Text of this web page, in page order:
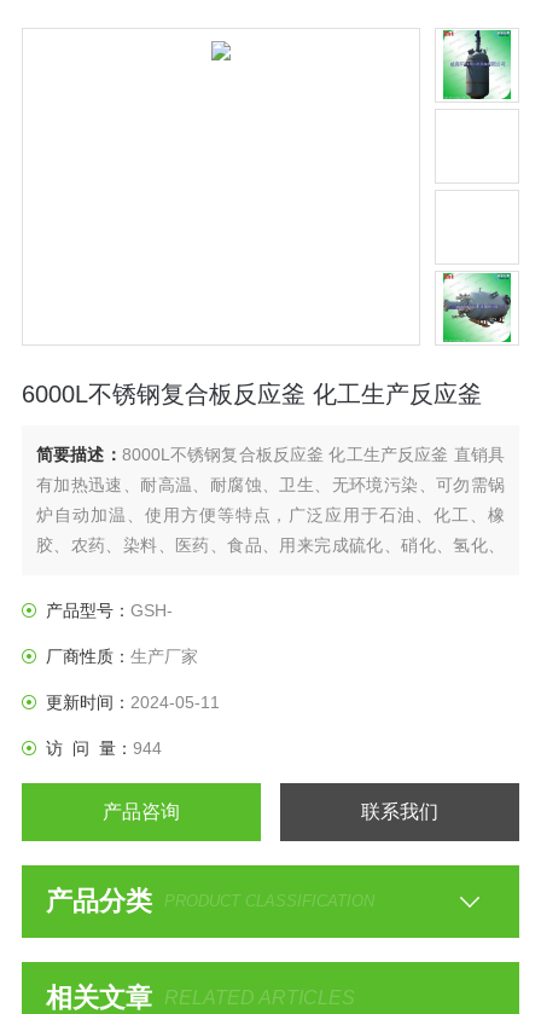
6000L不锈钢复合板反应釜 化工生产反应釜
简要描述： 8000L不锈钢复合板反应釜 化工生产反应釜 直销具
有加热迅速、耐高温、耐腐蚀、卫生、无环境污染、可勿需锅
炉自动加温、使用方便等特点，广泛应用于石油、化工、橡
胶、农药、染料、医药、食品、用来完成硫化、硝化、氢化、
为前提，对于加热、冷却、和液体萃取以及气体吸收等物理变
药等行业理想的所需设备。
产品型号： GSH-
厂商性质： 生产厂家
更新时间： 2024-05-11
访 问 量： 944
产品咨询 联系我们
产品分类 PRODUCT CLASSIFICATION
相关文章 RELATED ARTICLES